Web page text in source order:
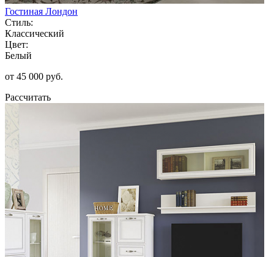
Гостиная Лондон
Стиль:
Классический
Цвет:
Белый
от 45 000 руб.
Рассчитать